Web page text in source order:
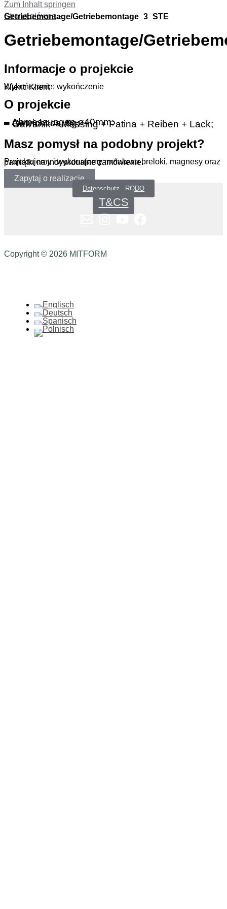
Zum Inhalt springen
Strona główna-
Getriebemontage/Getriebemontage_3_STE
Getriebemontage/
Informacje o projekcie
Wykończenie: wykończenie
Klient: Klient
O projekcie
– Abmessungen ø40mm;
– Gewicht ca. 9g;
– Galvanik – Messing + Patina + Reiben + Lack;
Masz pomysł na podobny projekt?
Projektujemy i wykonujemy metalowe breloki, magnesy oraz pamiątki na indywidualne zamówienie.
Zapytaj o realizację
Datenschutz _RODO
T&CS
Copyright © 2026 MITFORM